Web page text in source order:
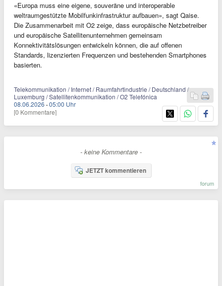
«Europa muss eine eigene, souveräne und interoperable
weltraumgestützte Mobilfunkinfrastruktur aufbauen», sagt Qaise.
Die Zusammenarbeit mit O2 zeige, dass europäische Netzbetreiber
und europäische Satellitenunternehmen gemeinsam
Konnektivitätslösungen entwickeln können, die auf offenen
Standards, lizenzierten Frequenzen und bestehenden Smartphones
basierten.
Telekommunikation / Internet / Raumfahrtindustrie / Deutschland /
Luxemburg / Satellitenkommunikation / O2 Telefónica
08.06.2026 ·05:00 Uhr
[0 Kommentare]
- keine Kommentare -
JETZT kommentieren
forum